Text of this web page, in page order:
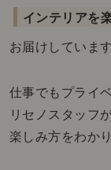
インテリアを
お届けしています
仕事でもプライ
リセノスタッフ
楽しみ方をわか